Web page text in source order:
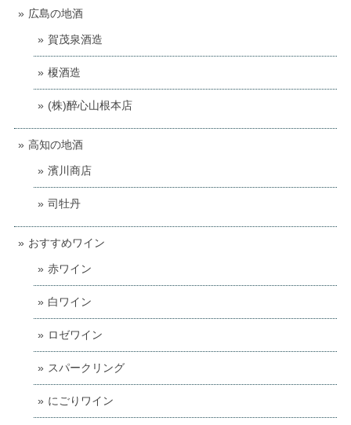
広島の地酒
賀茂泉酒造
榎酒造
(株)醉心山根本店
高知の地酒
濱川商店
司牡丹
おすすめワイン
赤ワイン
白ワイン
ロゼワイン
スパークリング
にごりワイン